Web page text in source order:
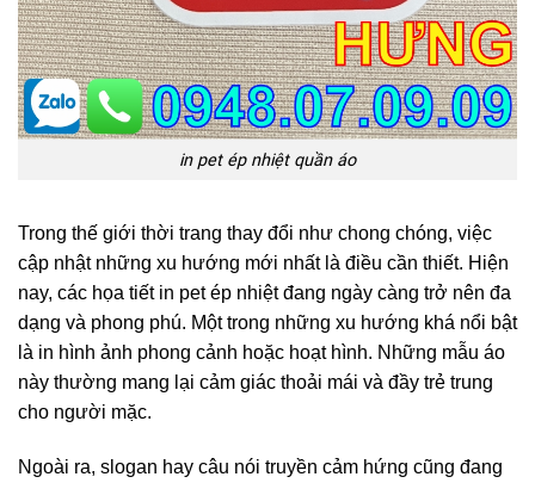
in pet ép nhiệt quần áo
Trong thế giới thời trang thay đổi như chong chóng, việc
cập nhật những xu hướng mới nhất là điều cần thiết. Hiện
nay, các họa tiết in pet ép nhiệt đang ngày càng trở nên đa
dạng và phong phú. Một trong những xu hướng khá nổi bật
là in hình ảnh phong cảnh hoặc hoạt hình. Những mẫu áo
này thường mang lại cảm giác thoải mái và đầy trẻ trung
cho người mặc.
Ngoài ra, slogan hay câu nói truyền cảm hứng cũng đang